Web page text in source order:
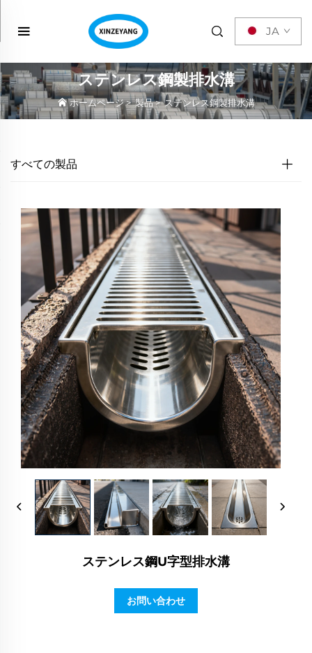
JA
ステンレス鋼製排水溝
ホームページ>製品>ステンレス鋼製排水溝
すべての製品
ステンレス鋼U字型排水溝
お問い合わせ